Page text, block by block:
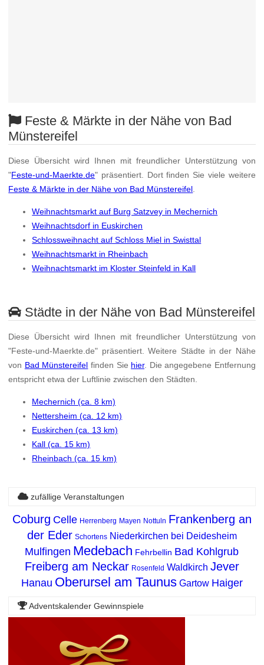
Feste & Märkte in der Nähe von Bad
Münstereifel
Diese Übersicht wird Ihnen mit freundlicher Unterstützung von
"Feste-und-Maerkte.de" präsentiert. Dort finden Sie viele weitere
Feste & Märkte in der Nähe von Bad Münstereifel
Weihnachtsmarkt auf Burg Satzvey in Mechernich
Weihnachtsdorf in Euskirchen
Schlossweihnacht auf Schloss Miel in Swisttal
Weihnachtsmarkt in Rheinbach
Weihnachtsmarkt im Kloster Steinfeld in Kall
Städte in der Nähe von Bad Münstereifel
Diese Übersicht wird Ihnen mit freundlicher Unterstützung von
"Feste-und-Maerkte.de" präsentiert. Weitere Städte in der Nähe
von Bad Münstereifel finden Sie hier. Die angegebene Entfernung
entspricht etwa der Luftlinie zwischen den Städten.
Mechernich (ca. 8 km)
Nettersheim (ca. 12 km)
Euskirchen (ca. 13 km)
Kall (ca. 15 km)
Rheinbach (ca. 15 km)
zufällige Veranstaltungen
Coburg Celle Herrenberg Mayen Nottuln Frankenberg an
der Eder Schortens Niederkirchen bei Deidesheim
Mulfingen Medebach Fehrbellin Bad Kohlgrub
Freiberg am Neckar Rosenfeld Waldkirch Jever
Hanau Oberursel am Taunus Gartow Haiger
Adventskalender Gewinnspiele